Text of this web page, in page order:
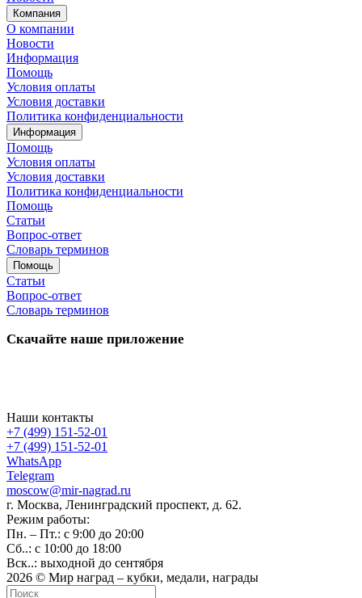
Компания
О компании
Новости
Информация
Помощь
Условия оплаты
Условия доставки
Политика конфиденциальности
Информация
Помощь
Условия оплаты
Условия доставки
Политика конфиденциальности
Помощь
Статьи
Вопрос-ответ
Словарь терминов
Помощь
Статьи
Вопрос-ответ
Словарь терминов
Скачайте наше приложение
Наши контакты
+7 (499) 151-52-01
+7 (499) 151-52-01
WhatsApp
Telegram
moscow@mir-nagrad.ru
г. Москва, Ленинградский проспект, д. 62.
Режим работы:
Пн. – Пт.: с 9:00 до 20:00
Сб..: с 10:00 до 18:00
Вск..: выходной до сентября
2026 © Мир наград – кубки, медали, награды